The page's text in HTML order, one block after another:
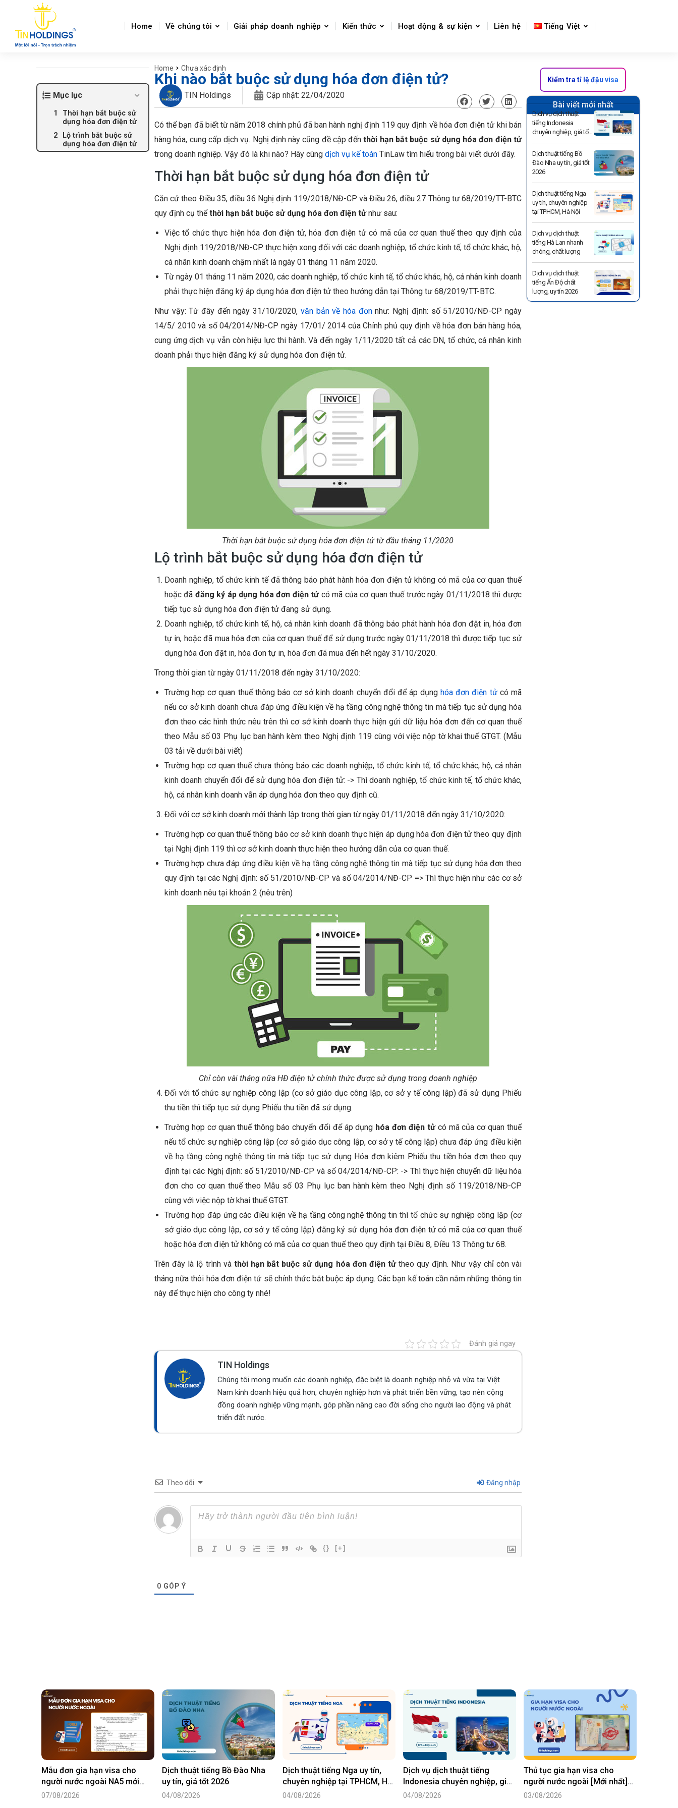
Home Về chúng tôi Giải pháp doanh nghiệp Kiến thức Hoạt động & sự kiện Liên hệ Tiếng Việt
Mục lục
Thời hạn bắt buộc sử
dụng hóa đơn điện tử
Lộ trình bắt buộc sử
dụng hóa đơn điện tử
You are here:
Home Chưa xác định
Khi nào bắt buộc sử dụng hóa đơn điện tử?
TIN Holdings Cập nhật: 22/04/2020
Có thể bạn đã biết từ năm 2018 chính phủ đã ban hành nghị định 119 quy định về hóa đơn điện tử khi bán
hàng hóa, cung cấp dịch vụ. Nghị định này cũng đề cập đếnthời hạn bắt buộc sử dụng hóa đơn điện tử
trong doanh nghiệp. Vậy đó là khi nào? Hãy cùng dịch vụ kế toán TinLaw tìm hiểu trong bài viết dưới đây.
Thời hạn bắt buộc sử dụng hóa đơn điện tử
Căn cứ theo Điều 35, điều 36 Nghị định 119/2018/NĐ-CP và Điều 26, điều 27 Thông tư 68/2019/TT-BTC
quy định cụ thểthời hạn bắt buộc sử dụng hóa đơn điện tửnhư sau:
Việc tổ chức thực hiện hóa đơn điện tử, hóa đơn điện tử có mã của cơ quan thuế theo quy định của
Nghị định 119/2018/NĐ-CP thực hiện xong đối với các doanh nghiệp, tổ chức kinh tế, tổ chức khác, hộ,
cá nhân kinh doanh chậm nhất là ngày 01 tháng 11 năm 2020.
Từ ngày 01 tháng 11 năm 2020, các doanh nghiệp, tổ chức kinh tế, tổ chức khác, hộ, cá nhân kinh doanh
phải thực hiện đăng ký áp dụng hóa đơn điện tử theo hướng dẫn tại Thông tư 68/2019/TT-BTC.
Như vậy: Từ đây đến ngày 31/10/2020, văn bản về hóa đơnnhư: Nghị định: số 51/2010/NĐ-CP ngày
14/5/ 2010 và số 04/2014/NĐ-CP ngày 17/01/ 2014 của Chính phủ quy định về hóa đơn bán hàng hóa,
cung ứng dịch vụ vẫn còn hiệu lực thi hành. Và đến ngày 1/11/2020 tất cả các DN, tổ chức, cá nhân kinh
doanh phải thực hiện đăng ký sử dụng hóa đơn điện tử.
Thời hạn bắt buộc sử dụng hóa đơn điện tử từ đầu tháng 11/2020
Lộ trình bắt buộc sử dụng hóa đơn điện tử
Doanh nghiệp, tổ chức kinh tế đã thông báo phát hành hóa đơn điện tử không có mã của cơ quan thuế
hoặc đã đăng ký áp dụng hóa đơn điện tửcó mã của cơ quan thuế trước ngày 01/11/2018 thì được
tiếp tục sử dụng hóa đơn điện tử đang sử dụng.
Doanh nghiệp, tổ chức kinh tế, hộ, cá nhân kinh doanh đã thông báo phát hành hóa đơn đặt in, hóa đơn
tự in, hoặc đã mua hóa đơn của cơ quan thuế để sử dụng trước ngày 01/11/2018 thì được tiếp tục sử
dụng hóa đơn đặt in, hóa đơn tự in, hóa đơn đã mua đến hết ngày 31/10/2020.
Trong thời gian từ ngày 01/11/2018 đến ngày 31/10/2020:
Trường hợp cơ quan thuế thông báo cơ sở kinh doanh chuyển đổi để áp dụng hóa đơn điện tửcó mã
nếu cơ sở kinh doanh chưa đáp ứng điều kiện về hạ tầng công nghệ thông tin mà tiếp tục sử dụng hóa
đơn theo các hình thức nêu trên thì cơ sở kinh doanh thực hiện gửi dữ liệu hóa đơn đến cơ quan thuế
theo Mẫu số 03 Phụ lục ban hành kèm theo Nghị định 119 cùng với việc nộp tờ khai thuế GTGT. (Mẫu
03 tải về dưới bài viết)
Trường hợp cơ quan thuế chưa thông báo các doanh nghiệp, tổ chức kinh tế, tổ chức khác, hộ, cá nhân
kinh doanh chuyển đổi để sử dụng hóa đơn điện tử: -> Thì doanh nghiệp, tổ chức kinh tế, tổ chức khác,
hộ, cá nhân kinh doanh vẫn áp dụng hóa đơn theo quy định cũ.
Đối với cơ sở kinh doanh mới thành lập trong thời gian từ ngày 01/11/2018 đến ngày 31/10/2020:
Trường hợp cơ quan thuế thông báo cơ sở kinh doanh thực hiện áp dụng hóa đơn điện tử theo quy định
tại Nghị định 119 thì cơ sở kinh doanh thực hiện theo hướng dẫn của cơ quan thuế.
Trường hợp chưa đáp ứng điều kiện về hạ tầng công nghệ thông tin mà tiếp tục sử dụng hóa đơn theo
quy định tại các Nghị định: số 51/2010/NĐ-CP và số 04/2014/NĐ-CP => Thì thực hiện như các cơ sở
kinh doanh nêu tại khoản 2 (nêu trên)
Chỉ còn vài tháng nữa HĐ điện tử chính thức được sử dụng trong doanh nghiệp
Đối với tổ chức sự nghiệp công lập (cơ sở giáo dục công lập, cơ sở y tế công lập) đã sử dụng Phiếu
thu tiền thì tiếp tục sử dụng Phiếu thu tiền đã sử dụng.
Trường hợp cơ quan thuế thông báo chuyển đổi để áp dụng hóa đơn điện tửcó mã của cơ quan thuế
nếu tổ chức sự nghiệp công lập (cơ sở giáo dục công lập, cơ sở y tế công lập) chưa đáp ứng điều kiện
về hạ tầng công nghệ thông tin mà tiếp tục sử dụng Hóa đơn kiêm Phiếu thu tiền hóa đơn theo quy
định tại các Nghị định: số 51/2010/NĐ-CP và số 04/2014/NĐ-CP: -> Thì thực hiện chuyển dữ liệu hóa
đơn cho cơ quan thuế theo Mẫu số 03 Phụ lục ban hành kèm theo Nghị định số 119/2018/NĐ-CP
cùng với việc nộp tờ khai thuế GTGT.
Trường hợp đáp ứng các điều kiện về hạ tầng công nghệ thông tin thì tổ chức sự nghiệp công lập (cơ
sở giáo dục công lập, cơ sở y tế công lập) đăng ký sử dụng hóa đơn điện tử có mã của cơ quan thuế
hoặc hóa đơn điện tử không có mã của cơ quan thuế theo quy định tại Điều 8, Điều 13 Thông tư 68.
Trên đây là lộ trình và thời hạn bắt buộc sử dụng hóa đơn điện tửtheo quy định. Như vậy chỉ còn vài
tháng nữa thôi hóa đơn điện tử sẽ chính thức bắt buộc áp dụng. Các bạn kế toán cần nắm những thông tin
này để thực hiện cho công ty nhé!
Đánh giá ngay
TIN Holdings
Chúng tôi mong muốn các doanh nghiệp, đặc biệt là doanh nghiệp nhỏ và vừa tại Việt
Nam kinh doanh hiệu quả hơn, chuyên nghiệp hơn và phát triển bền vững, tạo nên cộng
đồng doanh nghiệp vững mạnh, góp phần nâng cao đời sống cho người lao động và phát
triển đất nước.
Theo dõi Đăng nhập
{} [+]
0 GÓP Ý
Kiểm tra tỉ lệ đậu visa
Bài viết mới nhất
Dịch vụ dịch thuật
tiếng Indonesia
chuyên nghiệp, giá tốt
Dịch thuật tiếng Bồ
Đào Nha uy tín, giá tốt
2026
Dịch thuật tiếng Nga
uy tín, chuyên nghiệp
tại TPHCM, Hà Nội
Dịch vụ dịch thuật
tiếng Hà Lan nhanh
chóng, chất lượng
Dịch vụ dịch thuật
tiếng Ấn Độ chất
lượng, uy tín 2026
Mẫu đơn gia hạn visa cho
người nước ngoài NA5 mới
nhất năm 2026
07/08/2026
Dịch thuật tiếng Bồ Đào Nha
uy tín, giá tốt 2026
04/08/2026
Dịch thuật tiếng Nga uy tín,
chuyên nghiệp tại TPHCM, Hà
Nội
04/08/2026
Dịch vụ dịch thuật tiếng
Indonesia chuyên nghiệp, giá
tốt 2026
04/08/2026
Thủ tục gia hạn visa cho
người nước ngoài [Mới nhất]
2026
03/08/2026